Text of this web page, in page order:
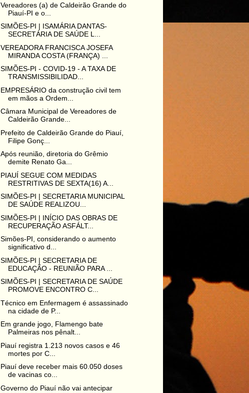
Vereadores (a) de Caldeirão Grande do
Piauí-PI e o...
SIMÕES-PI | ISAMÁRIA DANTAS-
SECRETÁRIA DE SAÚDE L...
VEREADORA FRANCISCA JOSEFA
MIRANDA COSTA (FRANÇA) ...
SIMÕES-PI - COVID-19 - A TAXA DE
TRANSMISSIBILIDAD...
EMPRESÁRIO da construção civil tem
em mãos a Ordem...
Câmara Municipal de Vereadores de
Caldeirão Grande...
Prefeito de Caldeirão Grande do Piauí,
Filipe Gonç...
Após reunião, diretoria do Grêmio
demite Renato Ga...
PIAUÍ SEGUE COM MEDIDAS
RESTRITIVAS DE SEXTA(16) A...
SIMÕES-PI | SECRETARIA MUNICIPAL
DE SAÚDE REALIZOU...
SIMÕES-PI | INÍCIO DAS OBRAS DE
RECUPERAÇÃO ASFÁLT...
Simões-PI, considerando o aumento
significativo d...
SIMÕES-PI | SECRETARIA DE
EDUCAÇÃO - REUNIÃO PARA ...
SIMÕES-PI | SECRETARIA DE SAÚDE
PROMOVE ENCONTRO C...
Técnico em Enfermagem é assassinado
na cidade de P...
Em grande jogo, Flamengo bate
Palmeiras nos pênalt...
Piauí registra 1.213 novos casos e 46
mortes por C...
Piauí deve receber mais 60.050 doses
de vacinas co...
Governo do Piauí não vai antecipar